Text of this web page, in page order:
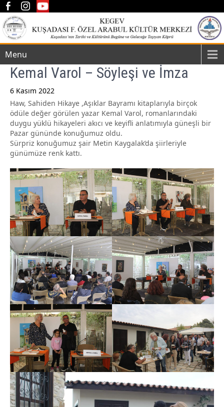
Menu
Kemal Varol – Söyleşi ve İmza
6 Kasım 2022
Haw, Sahiden Hikaye ,Aşıklar Bayramı kitaplarıyla birçok
ödüle değer görülen yazar Kemal Varol, romanlarındaki
duygu yüklü hikayeleri akıcı ve keyifli anlatımıyla güneşli bir
Pazar gününde konuğumuz oldu.
Sürpriz konuğumuz şair Metin Kaygalak’da şiirleriyle
günümüze renk kattı.
Post
navigation